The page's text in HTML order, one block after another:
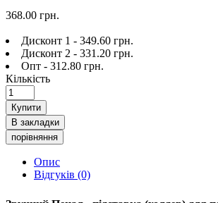
368.00 грн.
Дисконт 1 - 349.60 грн.
Дисконт 2 - 331.20 грн.
Опт - 312.80 грн.
Кількість
Купити
В закладки
порівняння
Опис
Відгуків (0)